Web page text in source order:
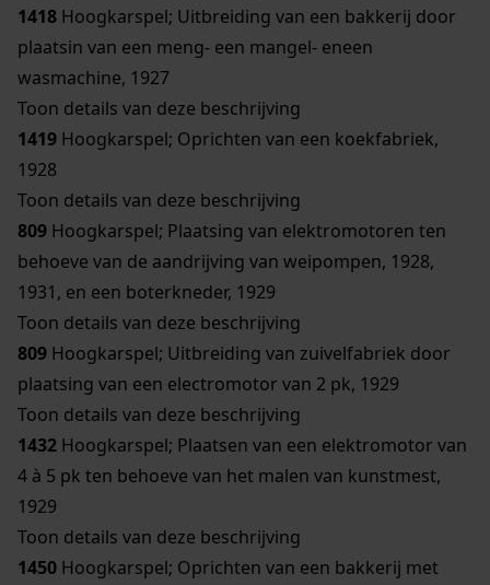
1418 Hoogkarspel; Uitbreiding van een bakkerij door
plaatsin van een meng- een mangel- eneen
wasmachine, 1927
Toon details van deze beschrijving
1419 Hoogkarspel; Oprichten van een koekfabriek,
1928
Toon details van deze beschrijving
809 Hoogkarspel; Plaatsing van elektromotoren ten
behoeve van de aandrijving van weipompen, 1928,
1931, en een boterkneder, 1929
Toon details van deze beschrijving
809 Hoogkarspel; Uitbreiding van zuivelfabriek door
plaatsing van een electromotor van 2 pk, 1929
Toon details van deze beschrijving
1432 Hoogkarspel; Plaatsen van een elektromotor van
4 à 5 pk ten behoeve van het malen van kunstmest,
1929
Toon details van deze beschrijving
1450 Hoogkarspel; Oprichten van een bakkerij met